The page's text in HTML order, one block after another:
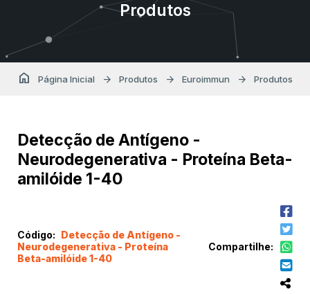
Produtos
home Página Inicial arrow_forward Produtos arrow_forward Euroimmun arrow_forward Produtos
Detecção de Antígeno -
Neurodegenerativa - Proteína Beta-
amilóide 1-40
Código: Detecção de Antígeno -
Neurodegenerativa - Proteína
Beta-amilóide 1-40
Compartilhe: